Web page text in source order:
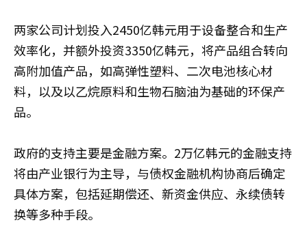
两家公司计划投入2450亿韩元用于设备整合和生产
效率化，并额外投资3350亿韩元，将产品组合转向
高附加值产品，如高弹性塑料、二次电池核心材
料，以及以乙烷原料和生物石脑油为基础的环保产
品。
政府的支持主要是金融方案。2万亿韩元的金融支持
将由产业银行为主导，与债权金融机构协商后确定
具体方案，包括延期偿还、新资金供应、永续债转
换等多种手段。